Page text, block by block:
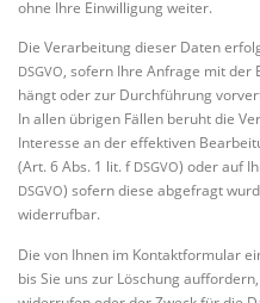
ohne Ihre Ein­wil­li­gung weiter.
Die Ver­ar­bei­tung die­ser Daten
DSGVO, sofern Ihre Anfra­ge mit
hängt oder zur Durch­füh­rung
In allen übri­gen Fäl­len beruht die
Inter­es­se an der effek­ti­ven
(Art. 6 Abs. 1 lit. f DSGVO) oder auf
DSGVO) sofern die­se abge­fragt
widerrufbar.
Die von Ihnen im Kon­takt­for­mu­lar
bis Sie uns zur Löschung